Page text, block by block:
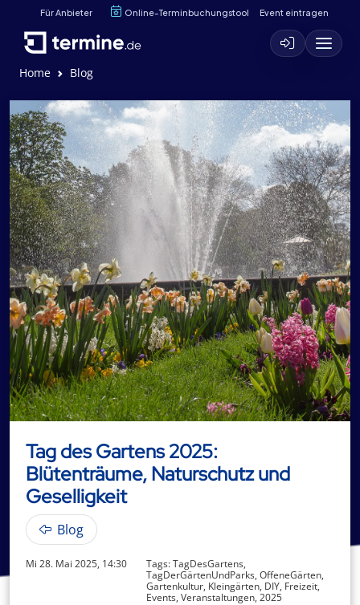
Für Anbieter Online-Terminbuchungstool Event eintragen
Home Blog
Tag des Gartens 2025:
Blütenträume, Naturschutz und
Geselligkeit
Blog
Mi 28. Mai 2025, 14:30
Tags: TagDesGartens,
TagDerGärtenUndParks, OffeneGärten,
Gartenkultur, Kleingärten, DIY, Freizeit,
Events, Veranstaltungen, 2025